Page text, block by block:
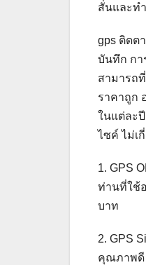
สั่นและท
gps ติดต
บันทึก กา
สามารถ
ราคาถูก
ในแต่ละ
ไซค์ ไม่เ
1. GPS
ท่านที่ใช้
บาท
2. GPS
คุณภาพดี